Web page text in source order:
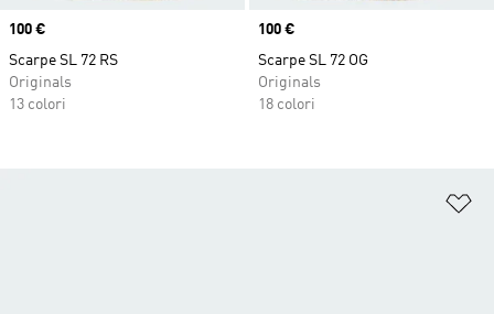
Price
100 €
Scarpe SL 72 RS
Originals
13 colori
Price
100 €
Scarpe SL 72 OG
Originals
18 colori